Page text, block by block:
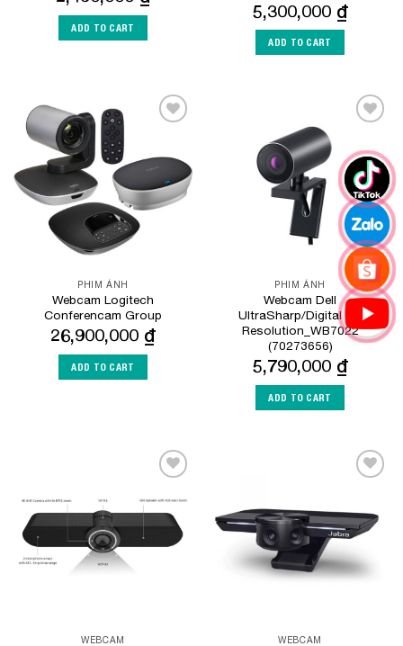
ADD TO CART
5,300,000 ₫
ADD TO CART
PHIM ẢNH
Webcam Logitech
Conferencam Group
26,900,000 ₫
ADD TO CART
PHIM ẢNH
Webcam Dell
UltraSharp/Digital Hi-
Resolution_WB7022
(70273656)
5,790,000 ₫
ADD TO CART
Wishlist
WEBCAM WEBCAM